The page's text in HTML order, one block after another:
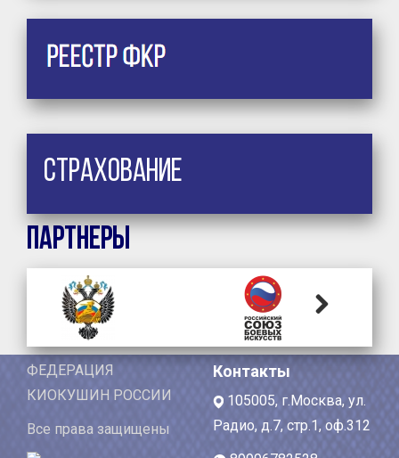
Страхование
Партнеры
ФЕДЕРАЦИЯ
КИОКУШИН РОССИИ
Все права защищены
Контакты
105005, г.Москва, ул.
Радио, д.7, стр.1, оф.312